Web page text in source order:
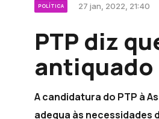
POLÍTICA 27 jan, 2022, 21:40
PTP diz
A candidatura do PTP à
adequa às necessidades